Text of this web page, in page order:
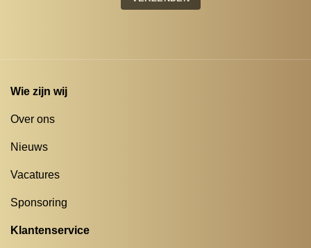
Wie zijn wij
Over ons
Nieuws
Vacatures
Sponsoring
Klantenservice